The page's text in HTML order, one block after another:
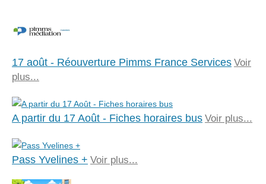
17 août - Réouverture Pimms France Services Voir
plus...
A partir du 17 Août - Fiches horaires bus Voir plus...
Pass Yvelines + Voir plus...